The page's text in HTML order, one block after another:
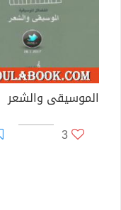
الموسيقى والشعر
3